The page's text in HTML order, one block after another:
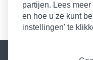
partijen. Lees
en hoe u ze kunt
instellingen' te